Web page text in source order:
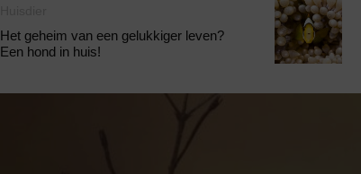
Het geheim van een gelukkiger leven?
Een hond in huis!